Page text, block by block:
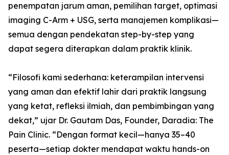
penempatan jarum aman, pemilihan target, optimasi
imaging C-Arm + USG, serta manajemen komplikasi—
semua dengan pendekatan step-by-step yang
dapat segera diterapkan dalam praktik klinik.
“Filosofi kami sederhana: keterampilan intervensi
yang aman dan efektif lahir dari praktik langsung
yang ketat, refleksi ilmiah, dan pembimbingan yang
dekat,” ujar Dr. Gautam Das, Founder, Daradia: The
Pain Clinic. “Dengan format kecil—hanya 35–40
peserta—setiap dokter mendapat waktu hands-on